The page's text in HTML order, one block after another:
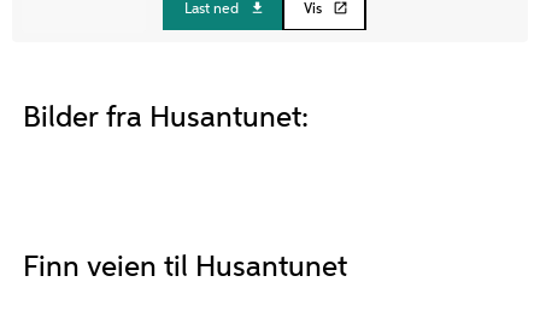
Last ned Vis
Bilder fra Husantunet:
Finn veien til Husantunet